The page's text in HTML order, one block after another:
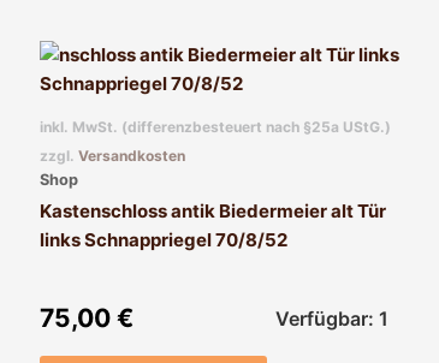
inkl. MwSt. (differenzbesteuert nach §25a UStG.)
zzgl. Versandkosten
Shop
Kastenschloss antik Biedermeier alt Tür
links Schnappriegel 70/8/52
75,00 € Verfügbar: 1